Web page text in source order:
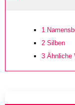
1
2 Silben
3 Ähnliche